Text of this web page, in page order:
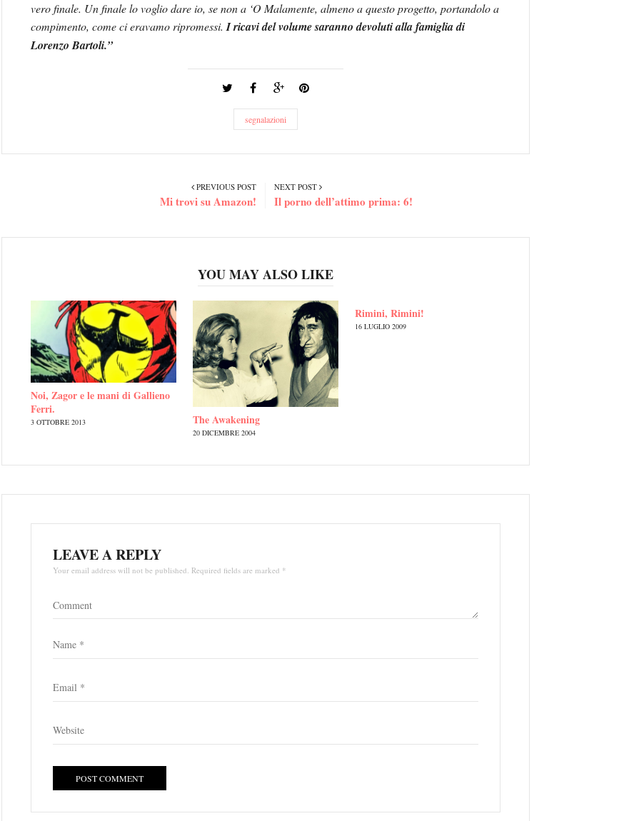
vero finale. Un finale lo voglio dare io, se non a ‘O Malamente, almeno a questo progetto, portandolo a
compimento, come ci eravamo ripromessi. I ricavi del volume saranno devoluti alla famiglia di
Lorenzo Bartoli.”
segnalazioni
NEXT POST
Il porno dell’attimo prima: 6!
PREVIOUS POST
Mi trovi su Amazon!
YOU MAY ALSO LIKE
Noi, Zagor e le mani di Gallieno
Ferri.
3 OTTOBRE 2013 The Awakening
20 DICEMBRE 2004
Rimini, Rimini!
16 LUGLIO 2009
LEAVE A REPLY
Your email address will not be published. Required fields are marked *